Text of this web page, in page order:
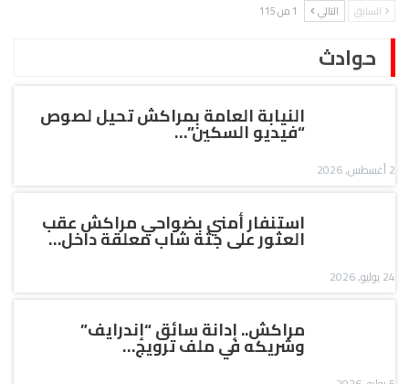
السابق التالي 1 من 115
حوادث
النيابة العامة بمراكش تحيل لصوص
“فيديو السكين”…
2 أغسطس, 2026
استنفار أمني بضواحي مراكش عقب
العثور على جثة شاب معلقة داخل…
24 يوليو, 2026
مراكش.. إدانة سائق “إندرايف”
وشريكه في ملف ترويج…